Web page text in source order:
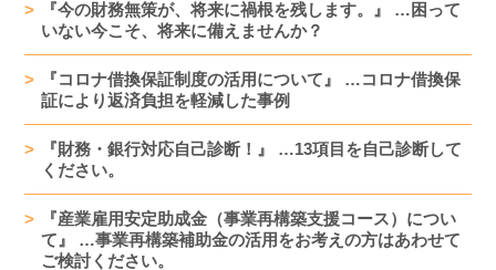
『今の財務無策が、将来に禍根を残します。』 …困って
いない今こそ、将来に備えませんか？
『コロナ借換保証制度の活用について』 …コロナ借換保
証により返済負担を軽減した事例
『財務・銀行対応自己診断！』 …13項目を自己診断して
ください。
『産業雇用安定助成金（事業再構築支援コース）につい
て』 …事業再構築補助金の活用をお考えの方はあわせて
ご検討ください。